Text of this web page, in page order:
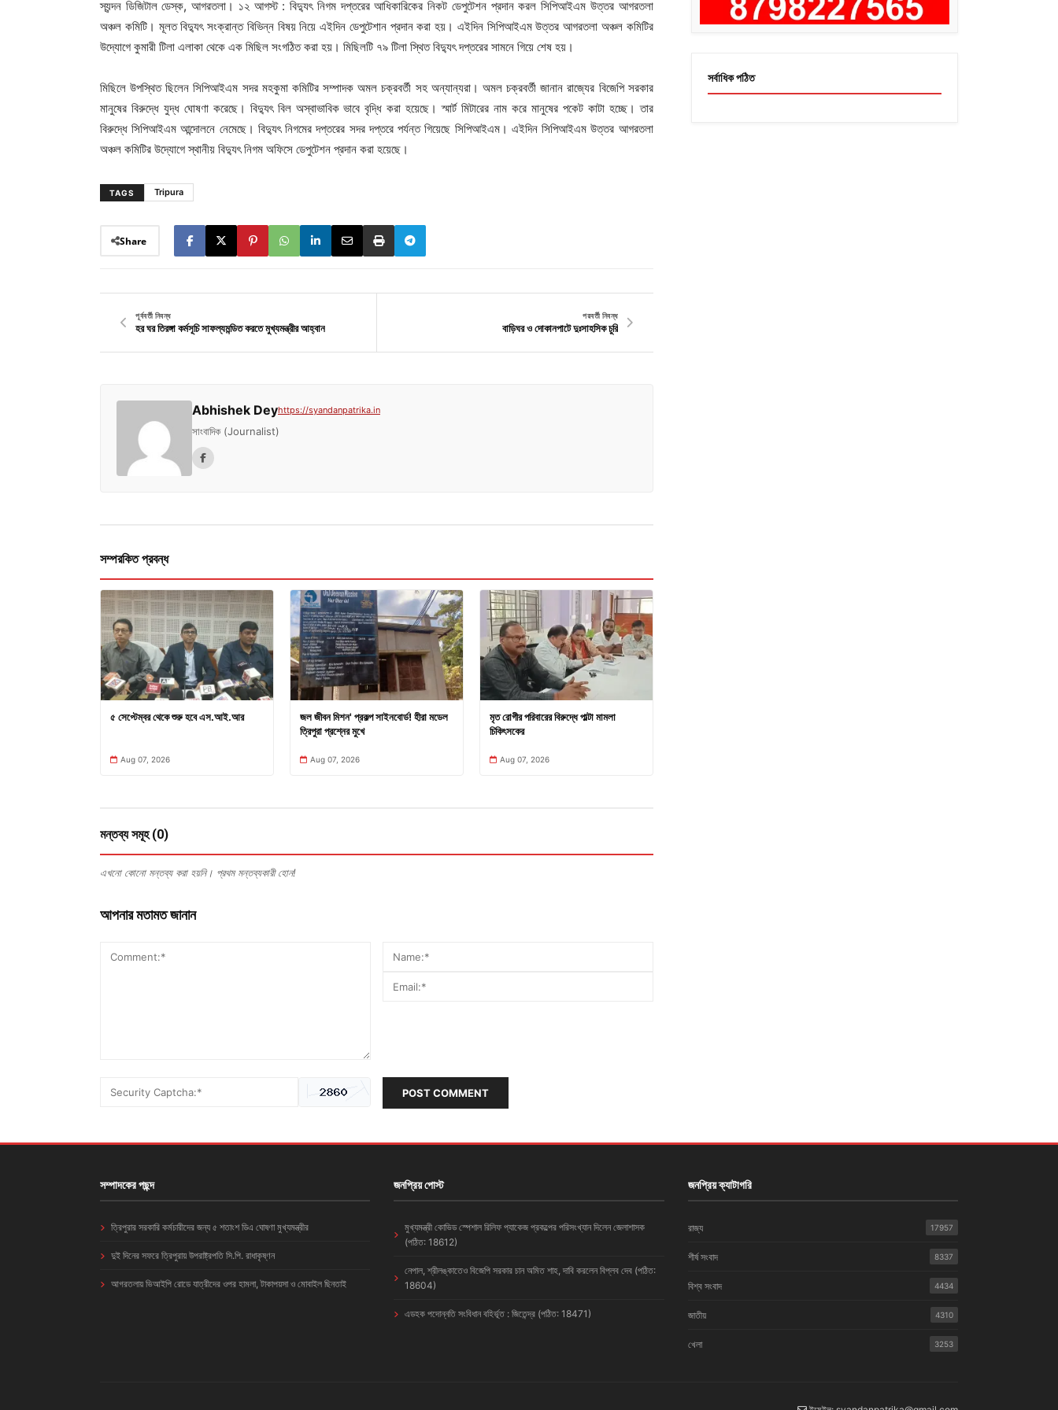
স্যন্দন ডিজিটাল ডেস্ক, আগরতলা। ১২ আগস্ট : বিদ্যুৎ নিগম দপ্তরের আধিকারিকের নিকট ডেপুটেশন প্রদান করল সিপিআইএম উত্তর আগরতলা
অঞ্চল কমিটি। মূলত বিদ্যুৎ সংক্রান্ত বিভিন্ন বিষয় নিয়ে এইদিন ডেপুটেশান প্রদান করা হয়। এইদিন সিপিআইএম উত্তর আগরতলা অঞ্চল কমিটির
উদ্যোগে কুমারী টিলা এলাকা থেকে এক মিছিল সংগঠিত করা হয়। মিছিলটি ৭৯ টিলা স্থিত বিদ্যুৎ দপ্তরের সামনে গিয়ে শেষ হয়।
মিছিলে উপস্থিত ছিলেন সিপিআইএম সদর মহকুমা কমিটির সম্পাদক অমল চক্রবর্তী সহ অন্যান্যরা। অমল চক্রবর্তী জানান রাজ্যের বিজেপি সরকার
মানুষের বিরুদ্ধে যুদ্ধ ঘোষণা করেছে। বিদ্যুৎ বিল অস্বাভাবিক ভাবে বৃদ্ধি করা হয়েছে। স্মার্ট মিটারের নাম করে মানুষের পকেট কাটা হচ্ছে। তার
বিরুদ্ধে সিপিআইএম আন্দোলনে নেমেছে। বিদ্যুৎ নিগমের দপ্তরের সদর দপ্তরে পর্যন্ত গিয়েছে সিপিআইএম। এইদিন সিপিআইএম উত্তর আগরতলা
অঞ্চল কমিটির উদ্যোগে স্থানীয় বিদ্যুৎ নিগম অফিসে ডেপুটেশন প্রদান করা হয়েছে।
TAGS Tripura
Share
পূর্ববর্তী নিবন্ধ
হর ঘর তিরঙ্গা কর্মসূচি সাফল্যমন্ডিত করতে মুখ্যমন্ত্রীর আহ্বান
পরবর্তী নিবন্ধ
বাড়িঘর ও দোকানপাটে দুঃসাহসিক চুরি
Abhishek Deyhttps://syandanpatrika.in
সাংবাদিক (Journalist)
সম্পরকিত প্রবন্ধ
৫ সেপ্টেম্বর থেকে শুরু হবে এস.আই.আর
Aug 07, 2026
জল জীবন মিশন' প্রকল্প সাইনবোর্ড! হীরা মডেল
ত্রিপুরা প্রশ্নের মুখে
Aug 07, 2026
মৃত রোগীর পরিবারের বিরুদ্ধে পাল্টা মামলা
চিকিৎসকের
Aug 07, 2026
মন্তব্য সমূহ (0)
এখনো কোনো মন্তব্য করা হয়নি। প্রথম মন্তব্যকারী হোন!
আপনার মতামত জানান
POST COMMENT
সর্বাধিক পঠিত
সম্পাদকের পছন্দ
ত্রিপুরার সরকারি কর্মচারীদের জন্য ৫ শতাংশ ডিএ ঘোষণা মুখ্যমন্ত্রীর
দুই দিনের সফরে ত্রিপুরায় উপরাষ্ট্রপতি সি.পি. রাধাকৃষ্ণন
আগরতলায় ভিআইপি রোডে যাত্রীদের ওপর হামলা, টাকাপয়সা ও মোবাইল ছিনতাই
জনপ্রিয় পোস্ট
মুখ্যমন্ত্রী কোভিড স্পেশাল রিলিফ প্যাকেজ প্রকল্পের পরিসংখ্যান দিলেন জেলাশাসক
(পঠিত: 18612)
নেপাল, শ্রীলঙ্কাতেও বিজেপি সরকার চান অমিত শাহ, দাবি করলেন বিপ্লব দেব (পঠিত:
18604)
এডহক পদোন্নতি সংবিধান বহির্ভূত : জিতেন্দ্র (পঠিত: 18471)
জনপ্রিয় ক্যাটাগরি
রাজ্য 17957
শীর্ষ সংবাদ 8337
বিশ্ব সংবাদ 4434
জাতীয় 4310
খেলা 3253